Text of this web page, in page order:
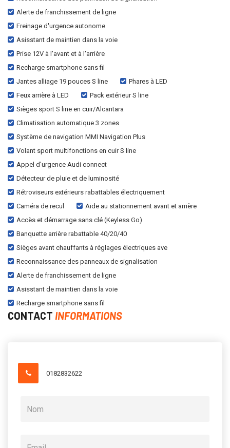
Alerte de franchissement de ligne
Freinage d'urgence autonome
Asisstant de maintien dans la voie
Prise 12V à l'avant et à l'arrière
Recharge smartphone sans fil
Jantes alliage 19 pouces S line
Phares à LED
Feux arrière à LED
Pack extérieur S line
Sièges sport S line en cuir/Alcantara
Climatisation automatique 3 zones
Système de navigation MMI Navigation Plus
Volant sport multifonctions en cuir S line
Appel d'urgence Audi connect
Détecteur de pluie et de luminosité
Rétroviseurs extérieurs rabattables électriquement
Caméra de recul
Aide au stationnement avant et arrière
Accès et démarrage sans clé (Keyless Go)
Banquette arrière rabattable 40/20/40
Sièges avant chauffants à réglages électriques ave
Reconnaissance des panneaux de signalisation
Alerte de franchissement de ligne
Asisstant de maintien dans la voie
Recharge smartphone sans fil
CONTACT INFORMATIONS
0182832622